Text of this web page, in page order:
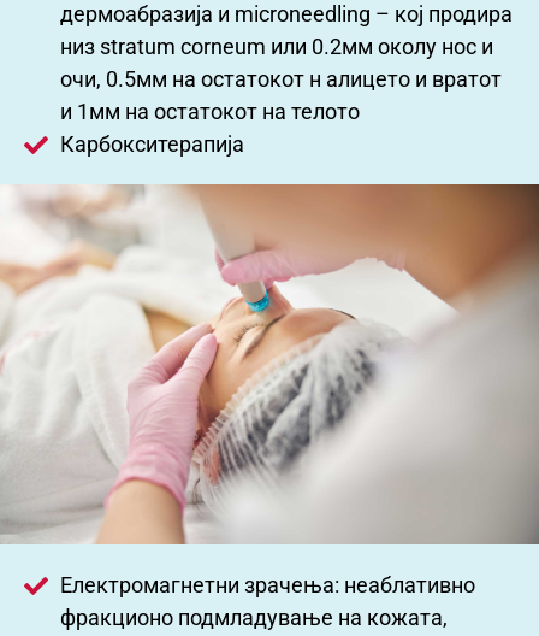
дермоабразија и microneedling – кој продира
низ stratum corneum или 0.2мм околу нос и
очи, 0.5мм на остатокот н алицето и вратот
и 1мм на остатокот на телото
Карбокситерапија
Електромагнетни зрачења: неаблативно
фракционо подмладување на кожата,